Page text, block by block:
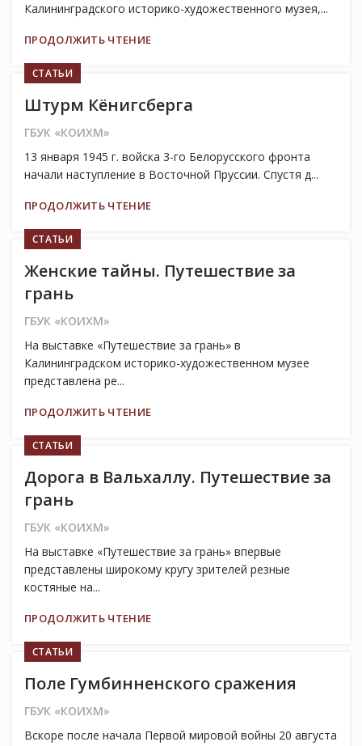
Калининградского историко-художественного музея,...
ПРОДОЛЖИТЬ ЧТЕНИЕ
СТАТЬИ
Штурм Кёнигсберга
ГБУК «КОИХМ»
13 января 1945 г. войска 3-го Белорусского фронта
начали наступление в Восточной Пруссии. Спустя д...
ПРОДОЛЖИТЬ ЧТЕНИЕ
СТАТЬИ
Женские тайны. Путешествие за
грань
ГБУК «КОИХМ»
На выставке «Путешествие за грань» в
Калининградском историко-художественном музее
представлена ре...
ПРОДОЛЖИТЬ ЧТЕНИЕ
СТАТЬИ
Дорога в Вальхаллу. Путешествие за
грань
ГБУК «КОИХМ»
На выставке «Путешествие за грань» впервые
представлены широкому кругу зрителей резные
костяные на...
ПРОДОЛЖИТЬ ЧТЕНИЕ
СТАТЬИ
Поле Гумбинненского сражения
ГБУК «КОИХМ»
Вскоре после начала Первой мировой войны 20 августа